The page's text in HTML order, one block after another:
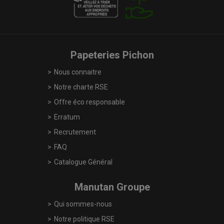
Papeteries Pichon
Nous connaitre
Notre charte RSE
Offre éco responsable
Erratum
Recrutement
FAQ
Catalogue Général
Manutan Groupe
Qui sommes-nous
Notre politique RSE